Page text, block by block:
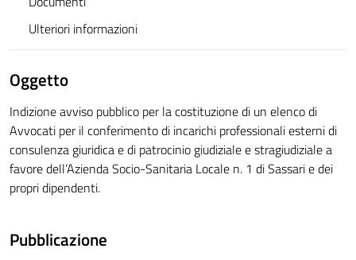
Ulteriori informazioni
Oggetto
Indizione avviso pubblico per la costituzione di un elenco di
Avvocati per il conferimento di incarichi professionali esterni di
consulenza giuridica e di patrocinio giudiziale e stragiudiziale a
favore dell’Azienda Socio-Sanitaria Locale n. 1 di Sassari e dei
propri dipendenti.
Pubblicazione